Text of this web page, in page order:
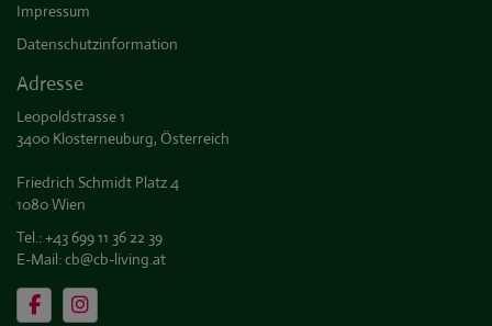
Impressum
Datenschutzinformation
Adresse
Leopoldstrasse 1
3400 Klosterneuburg, Österreich
Friedrich Schmidt Platz 4
1080 Wien
Tel.:+43 699 11 36 22 39
E-Mail:cb@cb-living.at